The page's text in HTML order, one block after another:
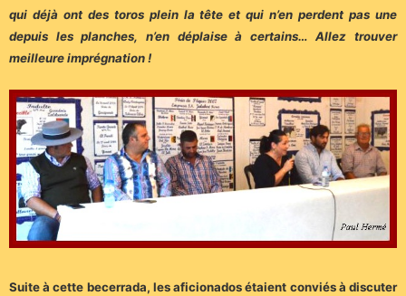
qui déjà ont des toros plein la tête et qui n’en perdent pas une
depuis les planches, n’en déplaise à certains… Allez trouver
meilleure imprégnation !
Suite à cette becerrada, les aficionados étaient conviés à discuter